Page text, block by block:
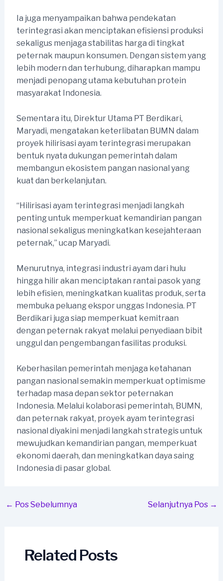
Ia juga menyampaikan bahwa pendekatan
terintegrasi akan menciptakan efisiensi produksi
sekaligus menjaga stabilitas harga di tingkat
peternak maupun konsumen. Dengan sistem yang
lebih modern dan terhubung, diharapkan mampu
menjadi penopang utama kebutuhan protein
masyarakat Indonesia.
Sementara itu, Direktur Utama PT Berdikari,
Maryadi, mengatakan keterlibatan BUMN dalam
proyek hilirisasi ayam terintegrasi merupakan
bentuk nyata dukungan pemerintah dalam
membangun ekosistem pangan nasional yang
kuat dan berkelanjutan.
“Hilirisasi ayam terintegrasi menjadi langkah
penting untuk memperkuat kemandirian pangan
nasional sekaligus meningkatkan kesejahteraan
peternak,” ucap Maryadi.
Menurutnya, integrasi industri ayam dari hulu
hingga hilir akan menciptakan rantai pasok yang
lebih efisien, meningkatkan kualitas produk, serta
membuka peluang ekspor unggas Indonesia. PT
Berdikari juga siap memperkuat kemitraan
dengan peternak rakyat melalui penyediaan bibit
unggul dan pengembangan fasilitas produksi.
Keberhasilan pemerintah menjaga ketahanan
pangan nasional semakin memperkuat optimisme
terhadap masa depan sektor peternakan
Indonesia. Melalui kolaborasi pemerintah, BUMN,
dan peternak rakyat, proyek ayam terintegrasi
nasional diyakini menjadi langkah strategis untuk
mewujudkan kemandirian pangan, memperkuat
ekonomi daerah, dan meningkatkan daya saing
Indonesia di pasar global.
Post
← Pos Sebelumnya Selanjutnya Pos →
Related Posts